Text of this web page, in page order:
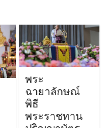
พระ
ฉายาลักษณ์
พิธี
พระราชทาน